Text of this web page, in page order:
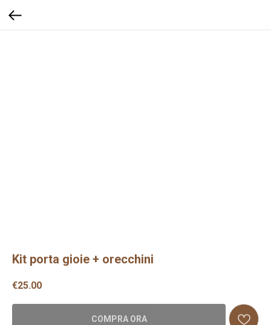
Kit porta gioie + orecchini
€25.00
COMPRA ORA